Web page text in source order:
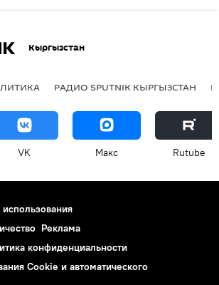
Кыргызстан
РАДИО SPUTNIK КЫРГЫЗСТАН
VK Макс Rutube
Реклама
конфиденциальности
Cookie и автоматического